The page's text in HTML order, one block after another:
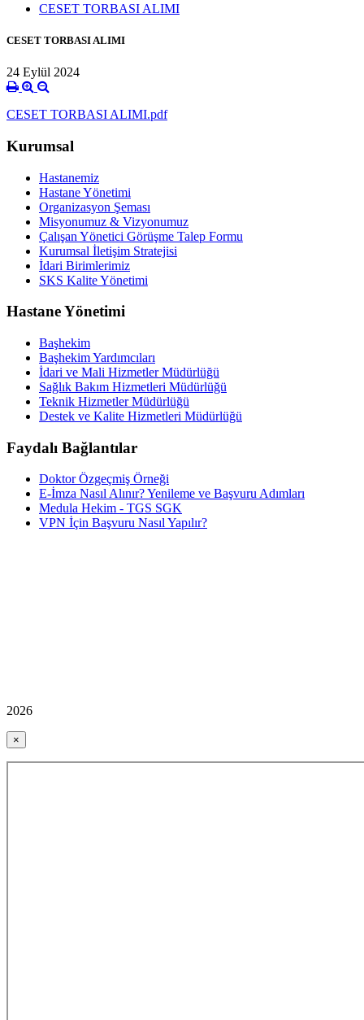
CESET TORBASI ALIMI
CESET TORBASI ALIMI
24 Eylül 2024
CESET TORBASI ALIMI.pdf
Kurumsal
Hastanemiz
Hastane Yönetimi
Organizasyon Şeması
Misyonumuz & Vizyonumuz
Çalışan Yönetici Görüşme Talep Formu
Kurumsal İletişim Stratejisi
İdari Birimlerimiz
SKS Kalite Yönetimi
Hastane Yönetimi
Başhekim
Başhekim Yardımcıları
İdari ve Mali Hizmetler Müdürlüğü
Sağlık Bakım Hizmetleri Müdürlüğü
Teknik Hizmetler Müdürlüğü
Destek ve Kalite Hizmetleri Müdürlüğü
Faydalı Bağlantılar
Doktor Özgeçmiş Örneği
E-İmza Nasıl Alınır? Yenileme ve Başvuru Adımları
Medula Hekim - TGS SGK
VPN İçin Başvuru Nasıl Yapılır?
2026
×